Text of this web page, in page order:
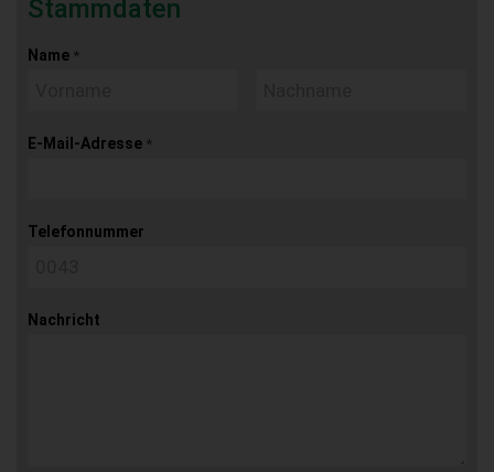
Stammdaten
Name *
E-Mail-Adresse *
Telefonnummer
Nachricht